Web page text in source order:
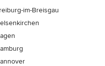
im-Breisgau